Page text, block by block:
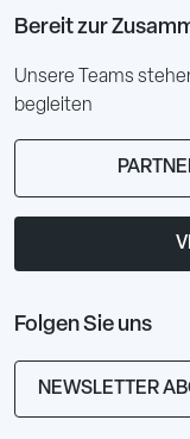
Bereit zur
Unsere Teams
begleiten
Folgen Sie uns
NEWSLETTER